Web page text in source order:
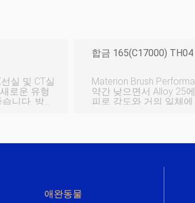
로운 유형
니다. 방사
체에 극도
합금 165(C17000) TH04
Materion Brush
약간 낮으면서 Alloy 25
피로 강도와 거의 일체에
애완동물